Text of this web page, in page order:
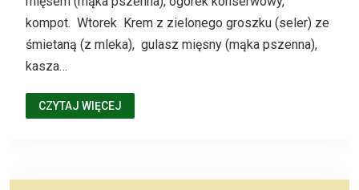
kompot. Wtorek Krem z zielonego groszku (seler) ze
śmietaną (z mleka), gulasz mięsny (mąka pszenna),
kasza…
CZYTAJ WIĘCEJ